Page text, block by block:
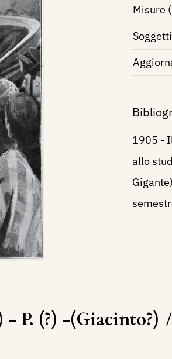
Misure
1905 -
allo
- P. (?) -(Giacinto?)